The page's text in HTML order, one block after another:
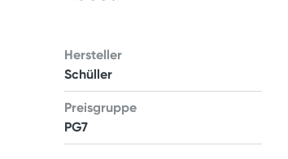
Hersteller
Schüller
Preisgruppe
PG7